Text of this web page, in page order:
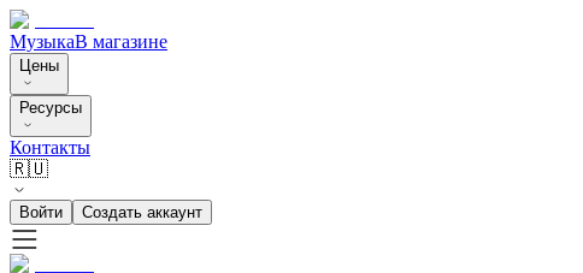
МузыкаВ магазине
Цены
Ресурсы
Контакты
🇷🇺
Войти Создать аккаунт